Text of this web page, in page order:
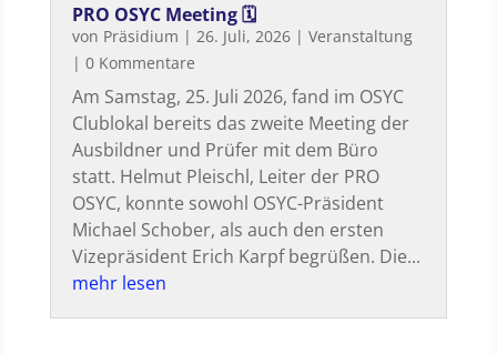
PRO OSYC Meeting 🗓
von Präsidium | 26. Juli, 2026| Veranstaltung
| 0 Kommentare
Am Samstag, 25. Juli 2026, fand im OSYC
Clublokal bereits das zweite Meeting der
Ausbildner und Prüfer mit dem Büro
statt. Helmut Pleischl, Leiter der PRO
OSYC, konnte sowohl OSYC-Präsident
Michael Schober, als auch den ersten
Vizepräsident Erich Karpf begrüßen. Die...
mehr lesen